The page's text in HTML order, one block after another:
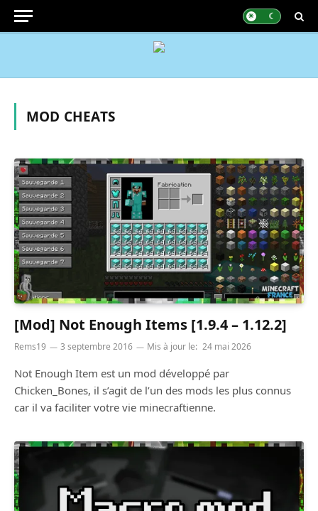
MOD CHEATS
[Mod] Not Enough Items [1.9.4 – 1.12.2]
Rems19 3 septembre 2016 Mis à jour le: 24 mai 2026
Not Enough Item est un mod développé par
Chicken_Bones, il s’agit de l’un des mods les plus connus
car il va faciliter votre vie minecraftienne.